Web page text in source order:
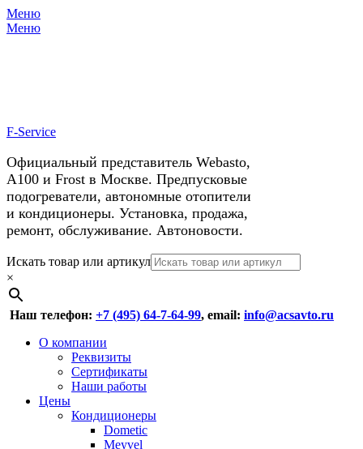
Меню
Меню
F-Service
Официальный представитель Webasto,
А100 и Frost в Москве. Предпусковые
подогреватели, автономные отопители
и кондиционеры. Установка, продажа,
ремонт, обслуживание. Автоновости.
Header
Right
Menu
Перейти
к
содержимому
Искать товар или артикул
×
Наш телефон: +7 (495) 64-7-64-99, email: info@acsavto.ru
Основное
Перейти
содержимому
О компании
Реквизиты
Сертификаты
Наши работы
Цены
Кондиционеры
Dometic
Meyvel
У нас космические скидки на